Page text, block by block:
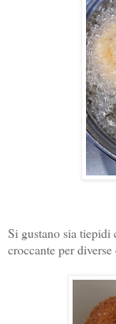
Si gustano sia
croccante per diverse